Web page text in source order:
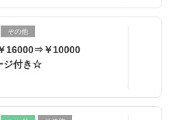
その他
16000⇒￥10000
ジ付き☆